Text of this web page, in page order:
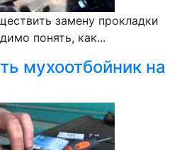
замену прокладки
понять, как...
мухоотбойник на